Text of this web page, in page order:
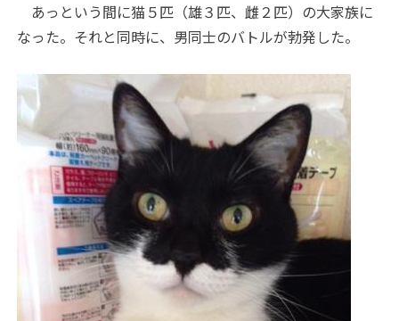
あっという間に猫５匹（雄３匹、雌２匹）の大家族に
なった。それと同時に、男同士のバトルが勃発した。